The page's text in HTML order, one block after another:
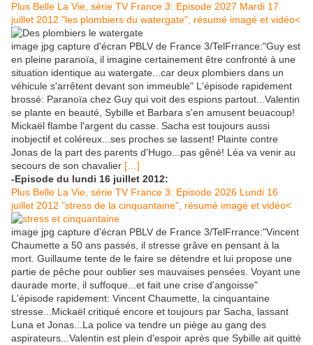
Plus Belle La Vie, série TV France 3: Episode 2027 Mardi 17
juillet 2012 "les plombiers du watergate", résumé imagé et vidéo<
image jpg capture d'écran PBLV de France 3/TelFrrance:"Guy est
en pleine paranoïa, il imagine certainement être confronté à une
situation identique au watergate...car deux plombiers dans un
véhicule s'arrêtent devant son immeuble" L'épisode rapidement
brossé: Paranoïa chez Guy qui voit des espions partout...Valentin
se plante en beauté, Sybille et Barbara s'en amusent beuacoup!
Mickaël flambe l'argent du casse. Sacha est toujours aussi
inobjectif et coléreux...ses proches se lassent! Plainte contre
Jonas de la part des parents d'Hugo...pas gêné! Léa va venir au
secours de son chavalier […]
-Episode du lundi 16 juillet 2012:
Plus Belle La Vie, série TV France 3: Episode 2026 Lundi 16
juillet 2012 "stress de la cinquantaine", résumé imagé et vidéo<
image jpg capture d'écran PBLV de France 3/TelFrrance:"Vincent
Chaumette a 50 ans passés, il stresse grâve en pensant à la
mort. Guillaume tente de le faire se détendre et lui propose une
partie de pêche pour oublier ses mauvaises pensées. Voyant une
daurade morte, il suffoque...et fait une crise d'angoisse"
L'épisode rapidement: Vincent Chaumette, la cinquantaine
stresse...Mickaël critiqué encore et toujours par Sacha, lassant
Luna et Jonas...La police va tendre un piège au gang des
aspirateurs...Valentin est plein d'espoir après que Sybille ait quitté